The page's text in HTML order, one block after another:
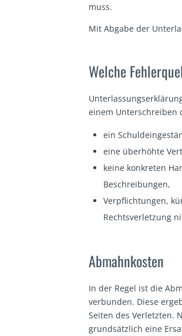
muss.
Mit Abgabe der
Welche
einem Unterschreiben
ein
eine überhöhte
keine konkreten
Beschreibungen,
Verpflichtungen,
Rechtsverletzung
Abmahnkosten
In der Regel ist die
verbunden. Diese
Seiten des Verletzten.
grundsätzlich eine